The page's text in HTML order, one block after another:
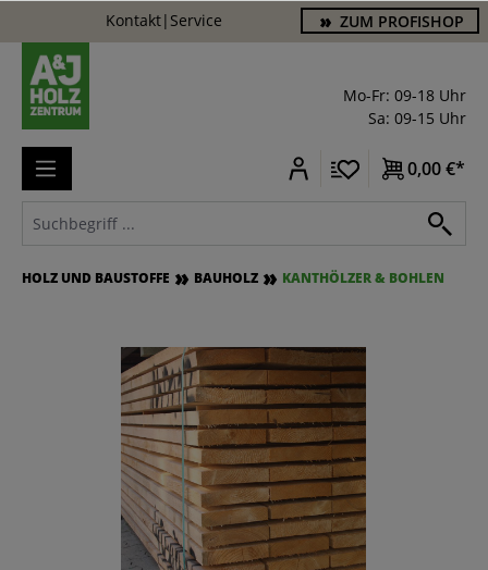
Kontakt| Service ZUM PROFISHOP
Mo-Fr: 09-18 Uhr
Sa: 09-15 Uhr
0,00 €*
HOLZ UND BAUSTOFFE BAUHOLZ KANTHÖLZER & BOHLEN
Bildergalerie überspringen